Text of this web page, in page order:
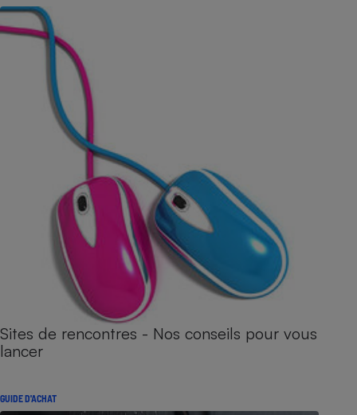
Sites de rencontres - Nos conseils pour vous
lancer
GUIDE D'ACHAT